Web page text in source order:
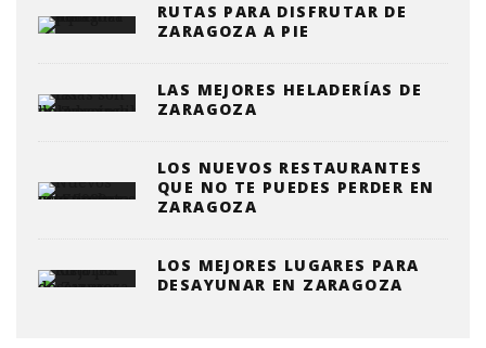
RUTAS PARA DISFRUTAR DE
ZARAGOZA A PIE
LAS MEJORES HELADERÍAS DE
ZARAGOZA
LOS NUEVOS RESTAURANTES
QUE NO TE PUEDES PERDER EN
ZARAGOZA
LOS MEJORES LUGARES PARA
DESAYUNAR EN ZARAGOZA